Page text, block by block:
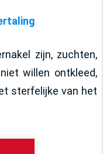
zijn, zuchten,
willen ontkleed,
sterfelijke van het